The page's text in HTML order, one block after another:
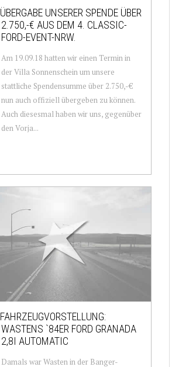
ÜBERGABE UNSERER SPENDE ÜBER
2.750,-€ AUS DEM 4. CLASSIC-
FORD-EVENT-NRW.
Am 19.09.18 hatten wir einen Termin in
der Villa Sonnenschein um unsere
stattliche Spendensumme über 2.750,-€
nun auch offiziell übergeben zu können.
Auch diesesmal haben wir uns, gegenüber
den Vorja...
FAHRZEUGVORSTELLUNG:
WASTENS `84ER FORD GRANADA
2,8I AUTOMATIC
Damals war Wasten in der Banger-